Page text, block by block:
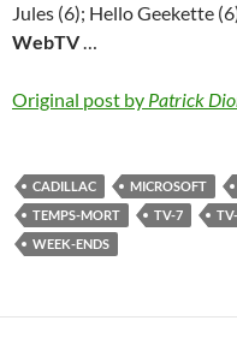
Jules (6); Hello Geekette
WebTV…
Original post by Patrick
CADILLAC MICROSOFT
TEMPS-MORT
TV-7
WEEK-ENDS